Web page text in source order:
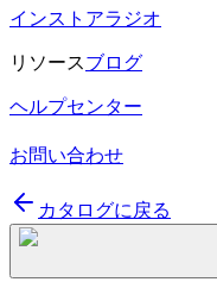
インストアラジオ
リソースブログ
ヘルプセンター
お問い合わせ
カタログに戻る